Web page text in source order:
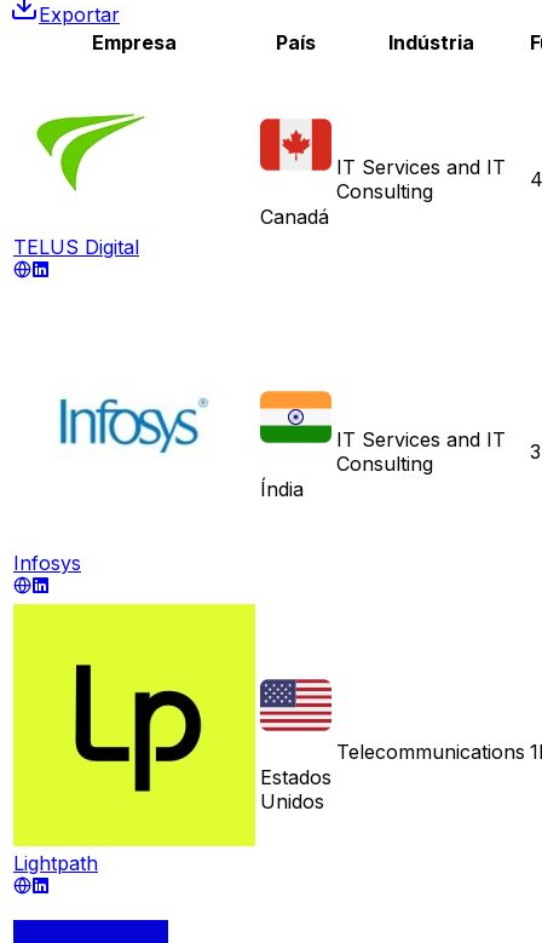
Exportar
Empresa
País Indústria
TELUS Digital
Canadá
IT Services and IT
Consulting
Infosys
Índia
IT Services and IT
Consulting
Lightpath
Estados
Unidos
Telecommunications